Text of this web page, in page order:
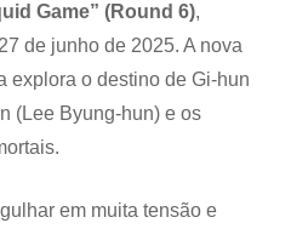
estreia
Game” (Round 6),
de junho de 2025. A nova
explora o destino de Gi-hun
(Lee Byung-hun) e os
em muita tensão e